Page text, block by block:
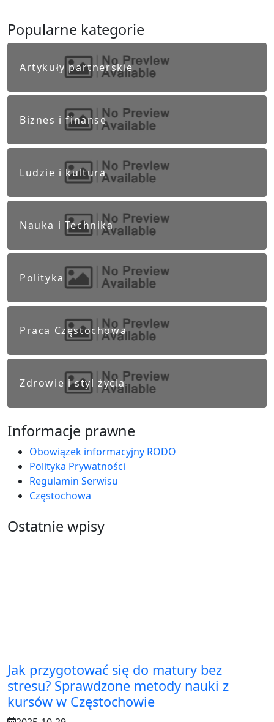
Popularne kategorie
Artykuły partnerskie
Biznes i finanse
Ludzie i kultura
Nauka i Technika
Polityka
Praca Częstochowa
Zdrowie i styl życia
Informacje prawne
Obowiązek informacyjny RODO
Polityka Prywatności
Regulamin Serwisu
Częstochowa
Ostatnie wpisy
Jak przygotować się do matury bez
stresu? Sprawdzone metody nauki z
kursów w Częstochowie